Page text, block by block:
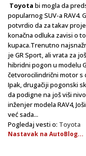
Toyota bi mogla da
popularnog SUV-a RAV4.
potvrdio da za takav
konačna odluka zavisi o
kupaca.Trenutno
je GR Sport, ali vrata za
hibridni pogon u modelu
četvorocilindrični motor s
Ipak, drugačiji pogonski
da podigne na još viši
inženjer modela RAV4,
već sada...
Pogledaj vesti o: Toyota
Nastavak na AutoBlog...